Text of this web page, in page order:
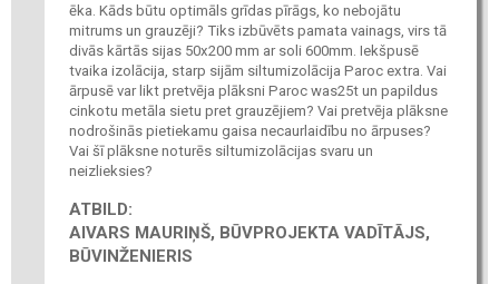
ēka. Kāds būtu optimāls grīdas pīrāgs, ko nebojātu
mitrums un grauzēji? Tiks izbūvēts pamata vainags, virs tā
divās kārtās sijas 50x200 mm ar soli 600mm. Iekšpusē
tvaika izolācija, starp sijām siltumizolācija Paroc extra. Vai
ārpusē var likt pretvēja plāksni Paroc was25t un papildus
cinkotu metāla sietu pret grauzējiem? Vai pretvēja plāksne
nodrošinās pietiekamu gaisa necaurlaidību no ārpuses?
Vai šī plāksne noturēs siltumizolācijas svaru un
neizlieksies?
ATBILD:
AIVARS MAURIŅŠ, BŪVPROJEKTA VADĪTĀJS,
BŪVINŽENIERIS